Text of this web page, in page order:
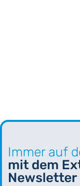
Immer auf
mit dem
Newsletter